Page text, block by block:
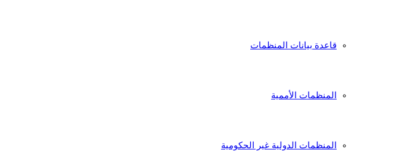
قاعدة بيانات المنظمات
المنظمات الأممية
المنظمات الدولية غير الحكومية